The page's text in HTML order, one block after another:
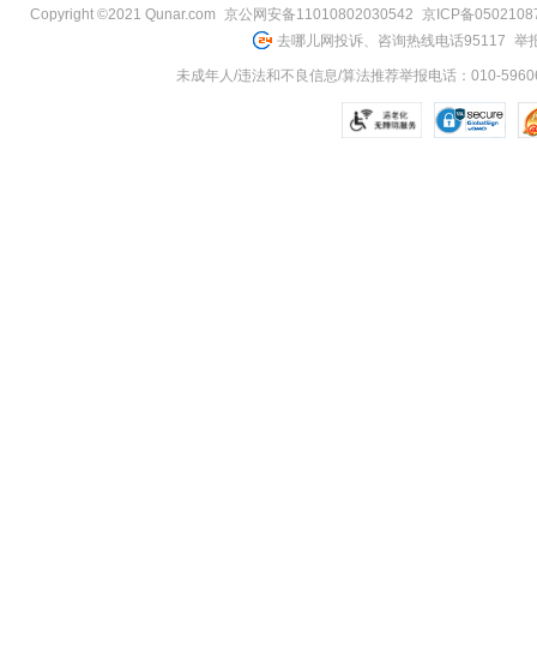
Copyright ©2021 Qunar.com 京公网安备11010802030542
京ICP备
去哪儿网投诉、咨询热线电话95117 举
未成年人/违法和不良信息/算法推荐举报电话：010-